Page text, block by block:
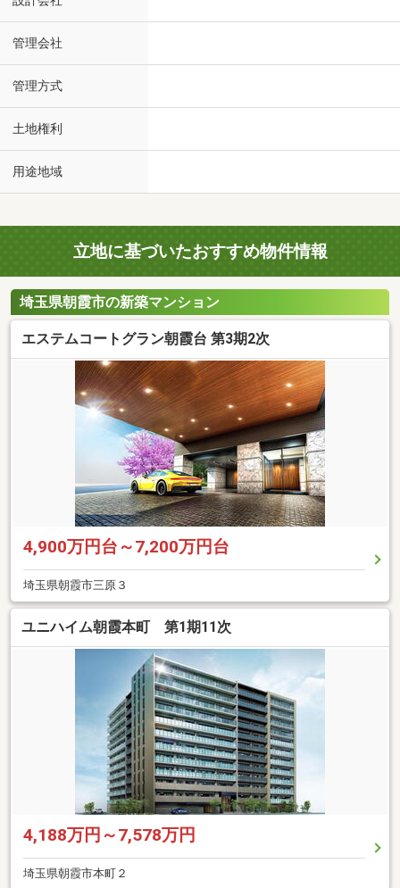
管理会社
管理方式
土地権利
用途地域
立地に基づいたおすすめ物件情報
埼玉県朝霞市の新築マンション
エステムコートグラン朝霞台 第3期2次
4,900万円台～7,200万円台
埼玉県朝霞市三原３
ユニハイム朝霞本町 第1期11次
4,188万円～7,578万円
埼玉県朝霞市本町２